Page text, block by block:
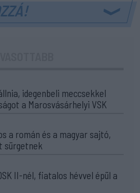
idegenbeli meccsekkel
a Marosvásárhelyi VSK
a román és a magyar sajtó,
sürgetnek
II-nél, fiatalos hévvel épül a